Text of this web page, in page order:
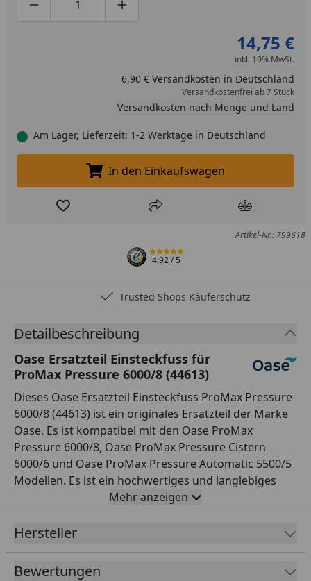
Produktmenge um eins verringern
Produktmenge manuell eingeben
Produktmenge um eins erhöhen
14,75 €
inkl. 19% MwSt.
6,90 € Versandkosten in Deutschland
Versandkostenfrei ab 7 Stück
Versandkosten nach Menge und Land
Am Lager, Lieferzeit: 1-2 Werktage in Deutschland
In den Einkaufswagen legen
In den Einkaufswagen
Produkt zur Wunschliste hinzufügen
Teilen Produkt
Artikel-Nr.: 799618
4,92/ 5
Trusted Shops Käuferschutz
Detailbeschreibung
Oase Ersatzteil Einsteckfuss für
ProMax Pressure 6000/8 (44613)
Dieses Oase Ersatzteil Einsteckfuss ProMax Pressure
6000/8 (44613) ist ein originales Ersatzteil der Marke
Oase. Es ist kompatibel mit den Oase ProMax
Pressure 6000/8, Oase ProMax Pressure Cistern
6000/6 und Oase ProMax Pressure Automatic 5500/5
Modellen. Es ist ein hochwertiges und langlebiges
Ersatzteil, das eine einwandfreie Funktion
gewährleistet. Dieses Ersatzteil ist eine ideale
Ergänzung Ihres Teichsystems.
Mehr anzeigen
Hersteller
Bewertungen